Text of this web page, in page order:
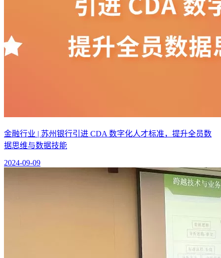
金融行业 | 苏州银行引进 CDA 数字化人才标准，提升全员数
据思维与数据技能
2024-09-09